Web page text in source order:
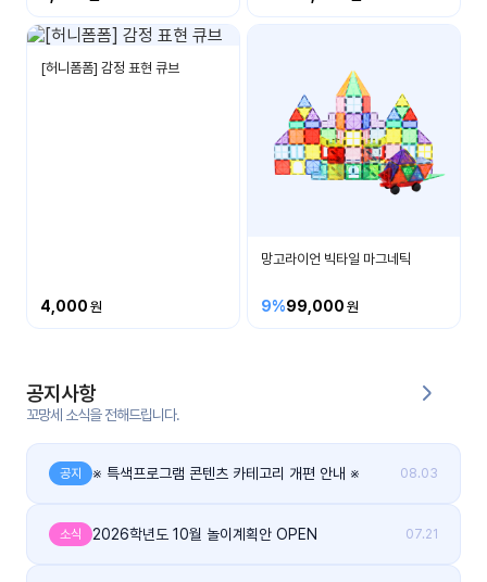
커
그
[허니폼폼] 감정 표현 큐브
4,000
망고라이언 빅타일 마그네틱
9%99,000
공지사항
꼬망세 소식을 전해드립니다.
공지 ※ 특색프로그램 콘텐츠 카테고리 개편 안내 ※ 08.03
소식 2026학년도 10월 놀이계획안 OPEN 07.21